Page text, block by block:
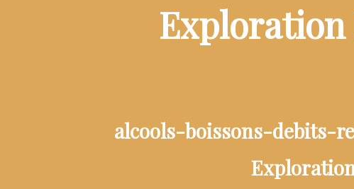
Exploration
alcools-boissons-debits-